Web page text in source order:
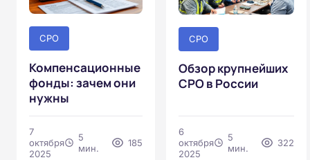
СРО
Компенсационные
фонды: зачем они
нужны
7
октября
2025
5
мин.
185
СРО
Обзор крупнейших
СРО в России
6
октября
2025
5
мин.
322